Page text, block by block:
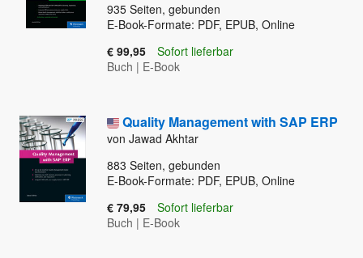
935 Seiten, gebunden
E-Book-Formate: PDF, EPUB, Online
€ 99,95
Sofort lieferbar
Buch | E-Book
Quality Management with SAP ERP
von Jawad Akhtar
883 Seiten, gebunden
E-Book-Formate: PDF, EPUB, Online
€ 79,95
Sofort lieferbar
Buch | E-Book